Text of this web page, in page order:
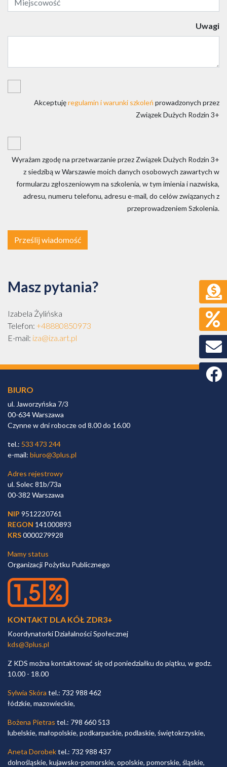
Uwagi
Akceptujęregulamin i warunki szkoleń prowadzonych przez
Związek Dużych Rodzin 3+
Wyrażam zgodę na przetwarzanie przez Związek Dużych Rodzin 3+
z siedzibą w Warszawie moich danych osobowych zawartych w
formularzu zgłoszeniowym na szkolenia, w tym imienia i nazwiska,
adresu, numeru telefonu, adresu e-mail, do celów związanych z
przeprowadzeniem Szkolenia.
Prześlij wiadomość
Masz pytania?
Izabela Żylińska
Telefon: +48880850973
E-mail: iza@iza.art.pl
BIURO
ul. Jaworzyńska 7/3
00-634 Warszawa
Czynne w dni robocze od 8.00 do 16.00
tel.: 533 473 244
e-mail: biuro@3plus.pl
Adres rejestrowy
ul. Solec 81b/73a
00-382 Warszawa
NIP 9512220761
REGON 141000893
KRS0000279928
Mamy status
Organizacji Pożytku Publicznego
KONTAKT DLA KÓŁ ZDR3+
Koordynatorki Działalności Społecznej
kds@3plus.pl
Z KDS można kontaktować się od poniedziałku do piątku, w godz.
10.00 - 18.00
Sylwia Skóra tel.: 732 988 462
łódzkie, mazowieckie,
Bożena Pietras tel.: 798 660 513
lubelskie, małopolskie, podkarpackie, podlaskie, świętokrzyskie,
Aneta Dorobektel.: 732 988 437
dolnośląskie, kujawsko-pomorskie, opolskie, pomorskie, śląskie,